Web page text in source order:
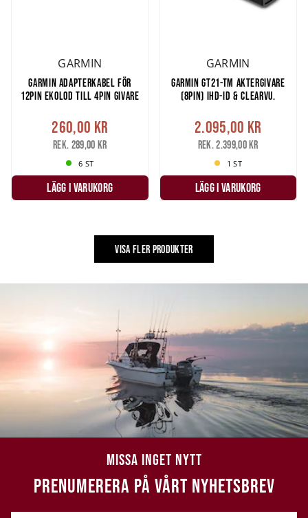
GARMIN
GARMIN ADAPTERKABEL FÖR
12PIN EKOLOD TILL 4PIN GIVARE
260,00 kr
Rek. 289,00 kr
6 ST
LÄGG I VARUKORG
GARMIN
GARMIN GT21-TM AKTERGIVARE
(8PIN) IHD-ID & CLEARVU.
2.095,00 kr
Rek. 2.399,00 kr
1 ST
LÄGG I VARUKORG
VISA FLER PRODUKTER
MISSA INGET NYTT
PRENUMERERA PÅ VÅRT NYHETSBREV